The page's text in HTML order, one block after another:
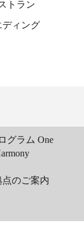
トラン
ディング
グラム One
点のご案内